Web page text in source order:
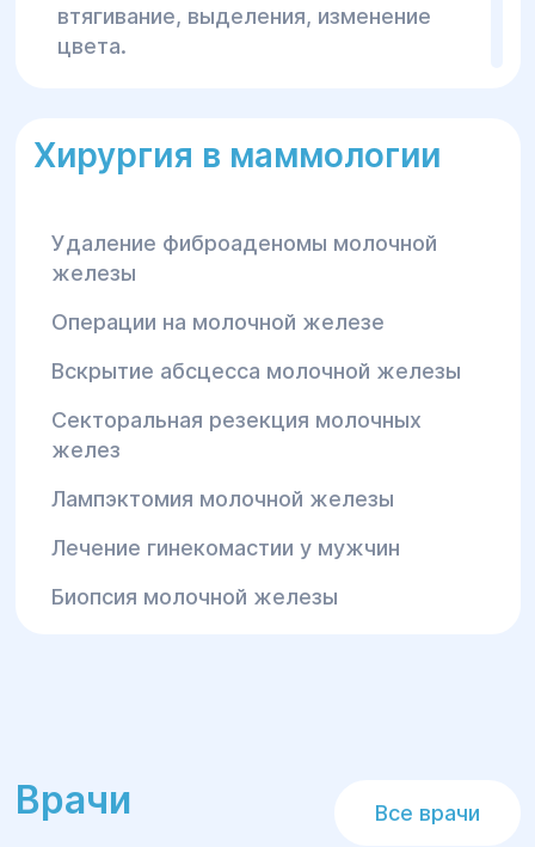
втягивание, выделения, изменение
цвета.
течением времени.
произошло внезапно.
Наличие семейного анамнеза рака
молочной железы — наследственные
заболевания.
Наши услуги в
— осмотр,
ультразвуковое и маммографическое
заболевания.
Хирургия в маммологии
Удаление фиброаденомы молочной
железы
Операции на молочной железе
Вскрытие абсцесса молочной железы
Секторальная резекция молочных
желез
Лампэктомия молочной железы
Лечение гинекомастии у мужчин
Биопсия молочной железы
Врачи Все врачи